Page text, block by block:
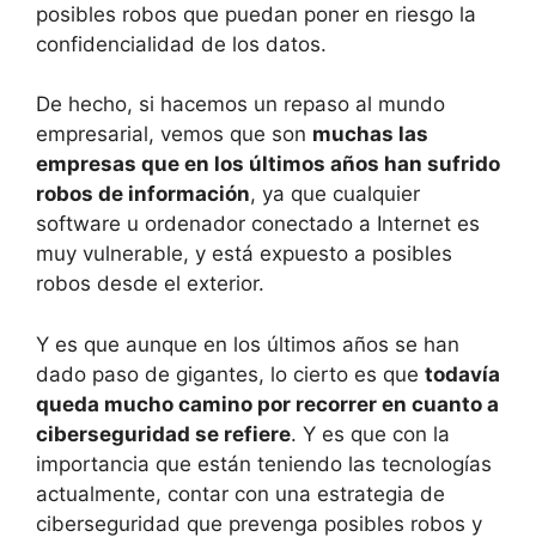
posibles robos que puedan poner en riesgo la
confidencialidad de los datos.
De hecho, si hacemos un repaso al mundo
empresarial, vemos que son muchas las
empresas que en los últimos años han sufrido
robos de información, ya que cualquier
software u ordenador conectado a Internet es
muy vulnerable, y está expuesto a posibles
robos desde el exterior.
Y es que aunque en los últimos años se han
dado paso de gigantes, lo cierto es que todavía
queda mucho camino por recorrer en cuanto a
ciberseguridad se refiere. Y es que con la
importancia que están teniendo las tecnologías
actualmente, contar con una estrategia de
ciberseguridad que prevenga posibles robos y